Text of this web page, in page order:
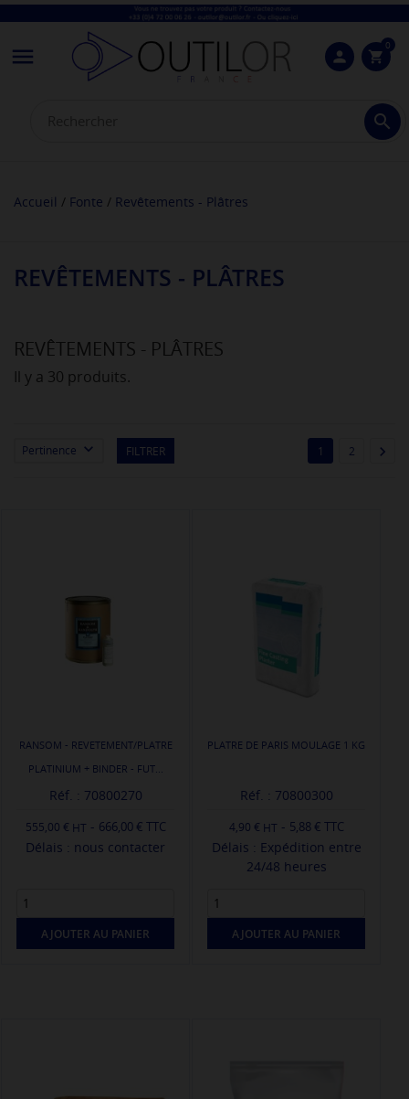
 person shopping_cart
0

Accueil Fonte Revêtements - Plâtres
REVÊTEMENTS - PLÂTRES
REVÊTEMENTS - PLÂTRES
Il y a 30 produits.
Pertinence  FILTRER 1 2 
RANSOM - REVETEMENT/PLATRE
PLATINIUM + BINDER - FUT...
Réf. : 70800270
555,00 € - 666,00 € TTC
Délais : nous contacter
AJOUTER AU PANIER
PLATRE DE PARIS MOULAGE 1 KG
Réf. : 70800300
4,90 € - 5,88 € TTC
Délais : Expédition entre
24/48 heures
AJOUTER AU PANIER